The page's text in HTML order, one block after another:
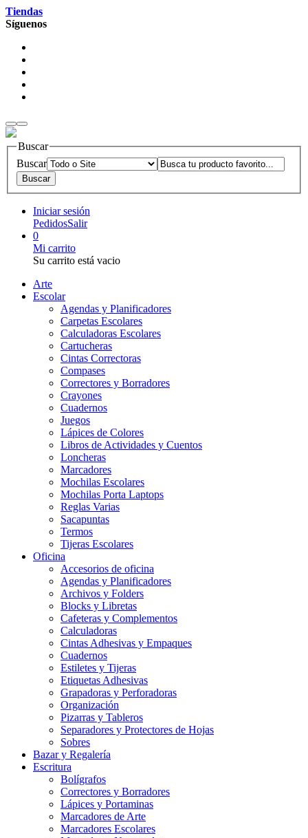
Tiendas
Síguenos
Buscar
Buscar
Iniciar sesión
PedidosSalir
0
Mi carrito
Su carrito está vacio
Arte
Escolar
Agendas y Planificadores
Carpetas Escolares
Calculadoras Escolares
Cartucheras
Cintas Correctoras
Compases
Correctores y Borradores
Crayones
Cuadernos
Juegos
Lápices de Colores
Libros de Actividades y Cuentos
Loncheras
Marcadores
Mochilas Escolares
Mochilas Porta Laptops
Reglas Varias
Sacapuntas
Termos
Tijeras Escolares
Oficina
Accesorios de oficina
Agendas y Planificadores
Archivos y Folders
Blocks y Libretas
Cafeteras y Complementos
Calculadoras
Cintas Adhesivas y Empaques
Cuadernos
Estiletes y Tijeras
Etiquetas Adhesivas
Grapadoras y Perforadoras
Organización
Pizarras y Tableros
Separadores y Protectores de Hojas
Sobres
Bazar y Regalería
Escritura
Bolígrafos
Correctores y Borradores
Lápices y Portaminas
Marcadores de Arte
Marcadores Escolares